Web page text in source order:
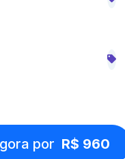
por R$ 960